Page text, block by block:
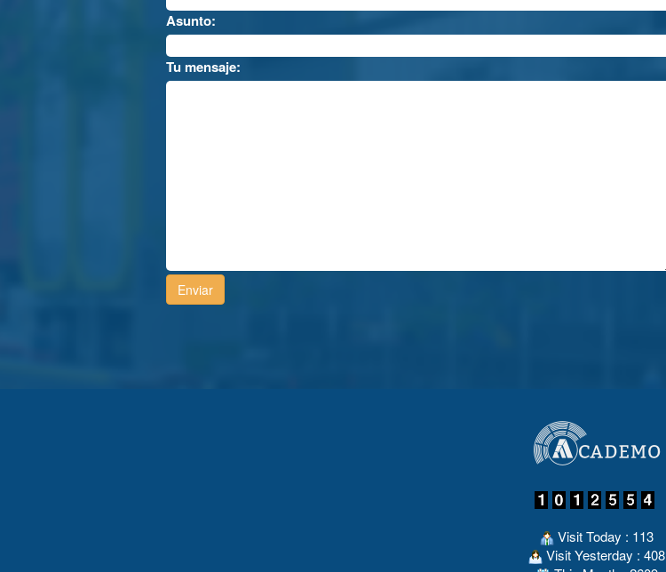
Asunto:
Tu mensaje:
Visit Today : 113
Visit Yesterday : 408